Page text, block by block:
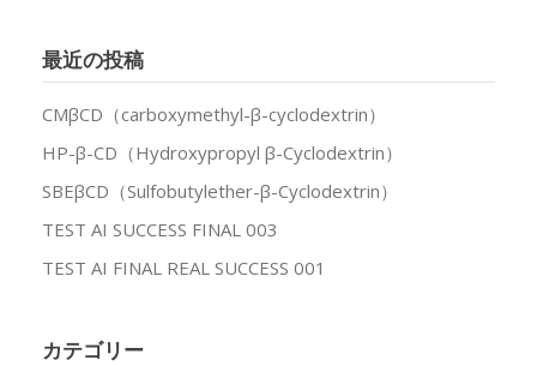
最近の投稿
CMβCD（carboxymethyl-β-cyclodextrin）
HP-β-CD（Hydroxypropyl β-Cyclodextrin）
SBEβCD（Sulfobutylether-β-Cyclodextrin）
TEST AI SUCCESS FINAL 003
TEST AI FINAL REAL SUCCESS 001
カテゴリー